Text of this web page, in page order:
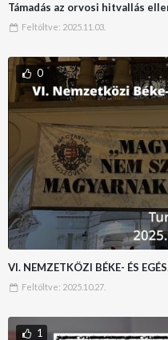
Támadás az orvosi hitvallás
Feltöltve: 2025.11.03.
0
VI. NEMZETKÖZI BÉKE- ÉS
Feltöltve: 2025.10.27.
1